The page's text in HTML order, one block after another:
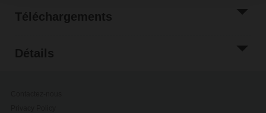
Téléchargements
Détails